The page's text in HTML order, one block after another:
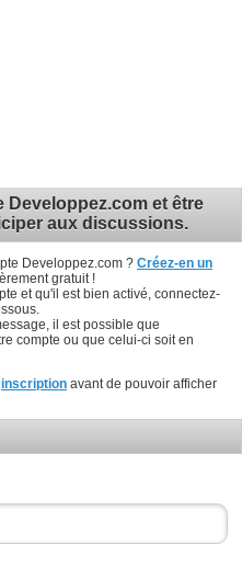
Developpez.com et être
aux discussions.
Developpez.com ? Créez-en un
gratuit !
et qu'il est bien activé, connectez-
il est possible que
compte ou que celui-ci soit en
inscription avant de pouvoir afficher